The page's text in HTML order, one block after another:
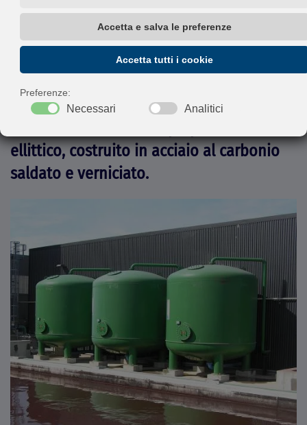
possono lavorare a pressione atmosferica
apparecchio avente corpo cilindrico e da
ellittico, costruito in acciaio al carbonio
saldato e verniciato.